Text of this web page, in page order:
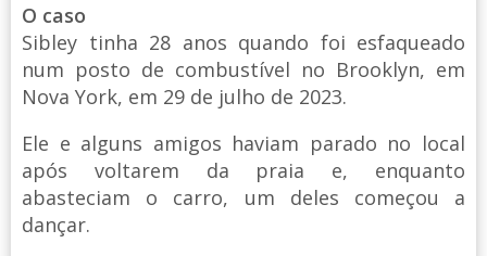
O caso
Sibley tinha 28 anos quando foi esfaqueado
num posto de combustível no Brooklyn, em
Nova York, em 29 de julho de 2023.
Ele e alguns amigos haviam parado no local
após voltarem da praia e, enquanto
abasteciam o carro, um deles começou a
dançar.